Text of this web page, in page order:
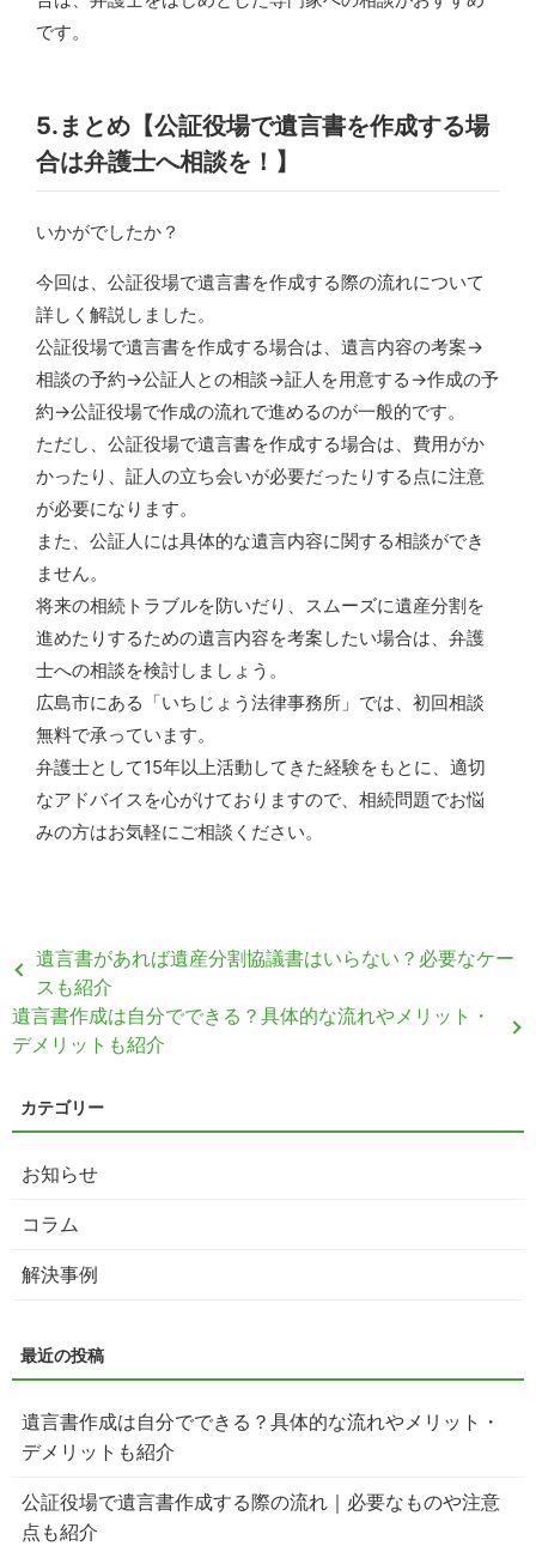
です。
5.まとめ【公証役場で遺言書を作成する場
合は弁護士へ相談を！】
いかがでしたか？
今回は、公証役場で遺言書を作成する際の流れについて
詳しく解説しました。
公証役場で遺言書を作成する場合は、遺言内容の考案→
相談の予約→公証人との相談→証人を用意する→作成の予
約→公証役場で作成の流れで進めるのが一般的です。
ただし、公証役場で遺言書を作成する場合は、費用がか
かったり、証人の立ち会いが必要だったりする点に注意
が必要になります。
また、公証人には具体的な遺言内容に関する相談ができ
ません。
将来の相続トラブルを防いだり、スムーズに遺産分割を
進めたりするための遺言内容を考案したい場合は、弁護
士への相談を検討しましょう。
広島市にある「いちじょう法律事務所」では、初回相談
無料で承っています。
弁護士として15年以上活動してきた経験をもとに、適切
なアドバイスを心がけておりますので、相続問題でお悩
みの方はお気軽にご相談ください。
遺言書があれば遺産分割協議書はいらない？必要なケー
スも紹介
遺言書作成は自分でできる？具体的な流れやメリット・
デメリットも紹介
お知らせ
コラム
解決事例
遺言書作成は自分でできる？具体的な流れやメリット・
デメリットも紹介
公証役場で遺言書作成する際の流れ｜必要なものや注意
点も紹介